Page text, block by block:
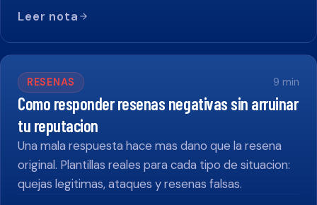
Leer nota
RESENAS 9 min
Como responder resenas negativas sin arruinar
tu reputacion
Una mala respuesta hace mas dano que la resena
original. Plantillas reales para cada tipo de situacion:
quejas legitimas, ataques y resenas falsas.